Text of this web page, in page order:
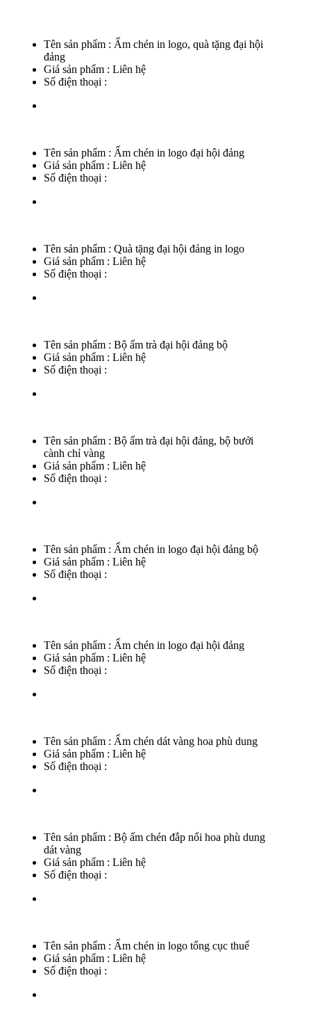
Tên sản phẩm : Ấm chén in logo, quà tặng đại hội
đảng
Giá sản phẩm : Liên hệ
Số điện thoại :
Tên sản phẩm : Ấm chén in logo đại hội đảng
Giá sản phẩm : Liên hệ
Số điện thoại :
Tên sản phẩm : Quà tặng đại hội đảng in logo
Giá sản phẩm : Liên hệ
Số điện thoại :
Tên sản phẩm : Bộ ấm trà đại hội đảng bộ
Giá sản phẩm : Liên hệ
Số điện thoại :
Tên sản phẩm : Bộ ấm trà đại hội đảng, bộ bưởi
cành chỉ vàng
Giá sản phẩm : Liên hệ
Số điện thoại :
Tên sản phẩm : Ấm chén in logo đại hội đảng bộ
Giá sản phẩm : Liên hệ
Số điện thoại :
Tên sản phẩm : Ấm chén in logo đại hội đảng
Giá sản phẩm : Liên hệ
Số điện thoại :
Tên sản phẩm : Ấm chén dát vàng hoa phù dung
Giá sản phẩm : Liên hệ
Số điện thoại :
Tên sản phẩm : Bộ ấm chén đắp nổi hoa phù dung
dát vàng
Giá sản phẩm : Liên hệ
Số điện thoại :
Tên sản phẩm : Ấm chén in logo tổng cục thuế
Giá sản phẩm : Liên hệ
Số điện thoại :